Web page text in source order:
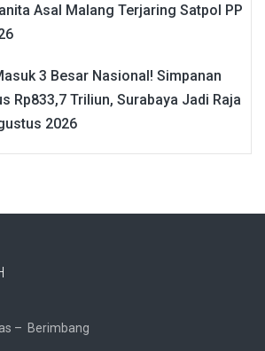
Asal Malang Terjaring Satpol PP
3 Besar Nasional! Simpanan
Rp833,7 Triliun, Surabaya Jadi Raja
2026
– Berimbang